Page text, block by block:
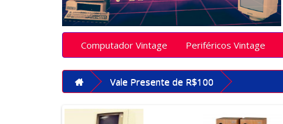
Computador Vintage Periféricos Vintage
Vale Presente de R$100